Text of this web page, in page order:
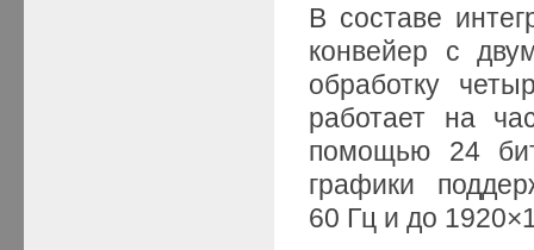
В составе
конвейер с
обработку
работает на
помощью 24
графики
60 Гц и до